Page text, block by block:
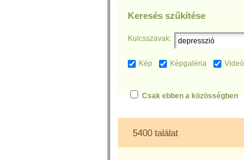
Keresés szűkítése
Kulcsszavak:
Kép Képgaléria Videó
Csak ebben a közösségben
5400 találat